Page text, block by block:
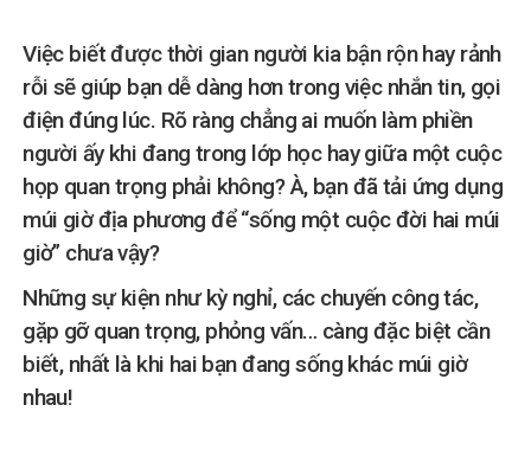
Việc biết được thời gian người kia bận rộn hay rảnh
rỗi sẽ giúp bạn dễ dàng hơn trong việc nhắn tin, gọi
điện đúng lúc. Rõ ràng chẳng ai muốn làm phiền
người ấy khi đang trong lớp học hay giữa một cuộc
họp quan trọng phải không? À, bạn đã tải ứng dụng
múi giờ địa phương để “sống một cuộc đời hai múi
giờ” chưa vậy?
Những sự kiện như kỳ nghỉ, các chuyến công tác,
gặp gỡ quan trọng, phỏng vấn… càng đặc biệt cần
biết, nhất là khi hai bạn đang sống khác múi giờ
nhau!